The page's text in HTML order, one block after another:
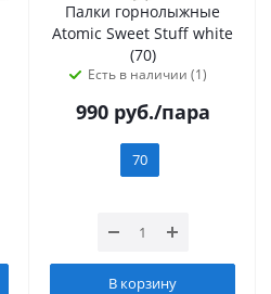
Палки горнолыжные
Atomic Sweet Stuff white
(70)
Есть в наличии (1)
990руб./пара
70
В корзину